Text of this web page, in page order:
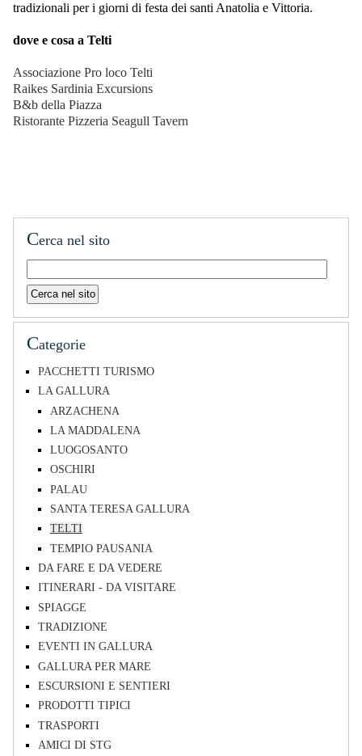
tradizionali per i giorni di festa dei santi Anatolia e Vittoria.
dove e cosa a Telti
Associazione Pro loco Telti
Raikes Sardinia Excursions
B&b della Piazza
Ristorante Pizzeria Seagull Tavern
Cerca nel sito
Categorie
PACCHETTI TURISMO
LA GALLURA
ARZACHENA
LA MADDALENA
LUOGOSANTO
OSCHIRI
PALAU
SANTA TERESA GALLURA
TELTI
TEMPIO PAUSANIA
DA FARE E DA VEDERE
ITINERARI - DA VISITARE
SPIAGGE
TRADIZIONE
EVENTI IN GALLURA
GALLURA PER MARE
ESCURSIONI E SENTIERI
PRODOTTI TIPICI
TRASPORTI
AMICI DI STG